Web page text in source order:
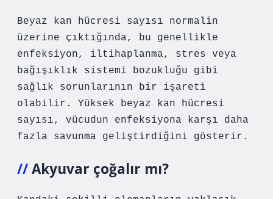
Beyaz kan hücresi sayısı normalin
üzerine çıktığında, bu genellikle
enfeksiyon, iltihaplanma, stres veya
bağışıklık sistemi bozukluğu gibi
sağlık sorunlarının bir işareti
olabilir. Yüksek beyaz kan hücresi
sayısı, vücudun enfeksiyona karşı daha
fazla savunma geliştirdiğini gösterir.
Akyuvar çoğalır mı?